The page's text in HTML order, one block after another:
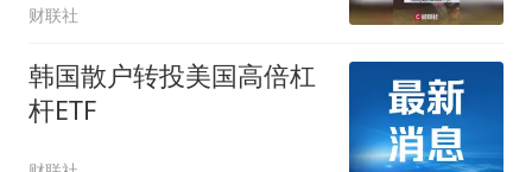
财联社
韩国散户转投美国高倍杠
杆ETF